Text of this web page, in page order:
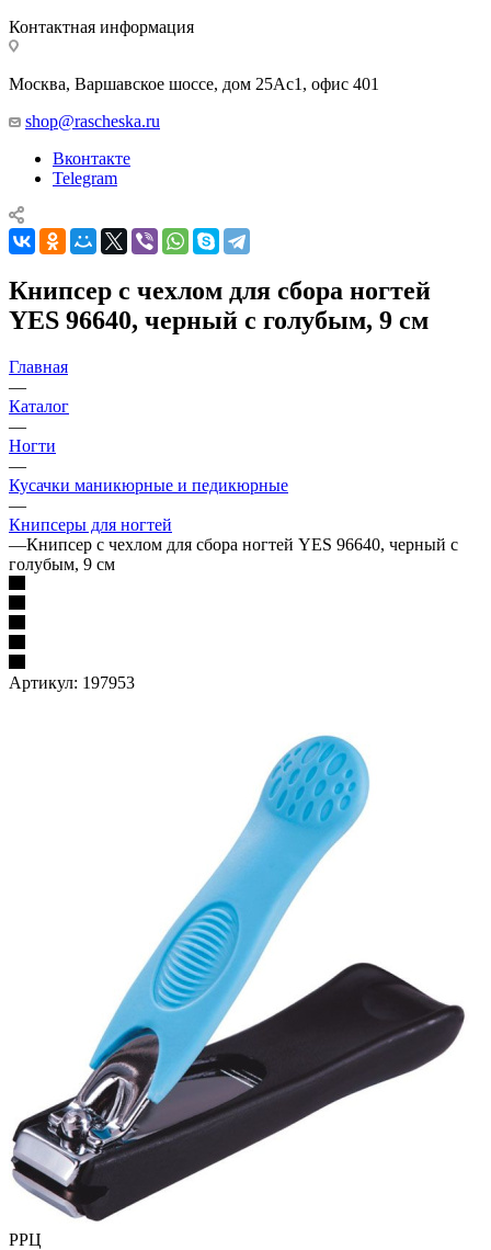
Контактная информация
Москва, Варшавское шоссе, дом 25Аc1, офис 401
shop@rascheska.ru
Вконтакте
Telegram
Книпсер с чехлом для сбора ногтей
YES 96640, черный с голубым, 9 см
Главная
—
Каталог
—
Ногти
—
Кусачки маникюрные и педикюрные
—
Книпсеры для ногтей
—Книпсер с чехлом для сбора ногтей YES 96640, черный с
голубым, 9 см
Артикул: 197953
РРЦ